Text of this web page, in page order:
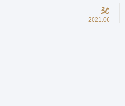
30
2021.06